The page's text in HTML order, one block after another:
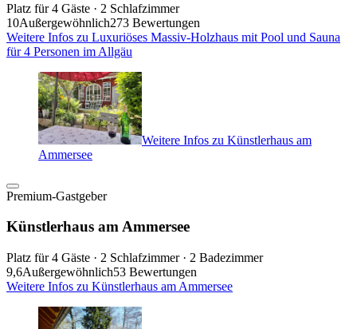
Platz für 4 Gäste · 2 Schlafzimmer
10Außergewöhnlich273 Bewertungen
Weitere Infos zu Luxuriöses Massiv-Holzhaus mit Pool und Sauna
für 4 Personen im Allgäu
Weitere Infos zu Künstlerhaus am
Ammersee
Premium-Gastgeber
Künstlerhaus am Ammersee
Platz für 4 Gäste · 2 Schlafzimmer · 2 Badezimmer
9,6Außergewöhnlich53 Bewertungen
Weitere Infos zu Künstlerhaus am Ammersee